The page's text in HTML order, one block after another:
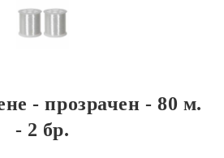
- прозрачен - 80 м.
- 2 бр.